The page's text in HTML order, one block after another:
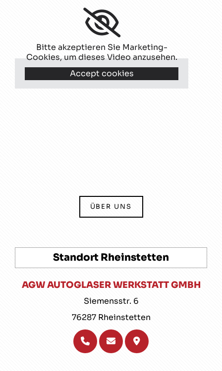
Bitte akzeptieren Sie Marketing-
Cookies, um dieses Video anzusehen.
Accept cookies
ÜBER UNS
Standort Rheinstetten
AGW AUTOGLASER WERKSTATT GMBH
Siemensstr. 6
76287 Rheinstetten